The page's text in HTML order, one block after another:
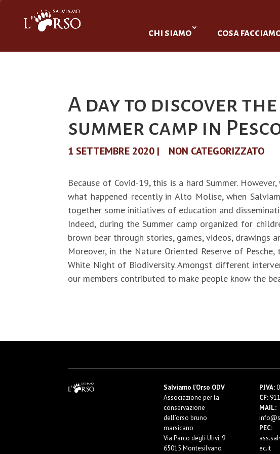
chi siamo cosa
A day to discover
summer camp in
1 SETTEMBRE 2020 | NON CATEGORIZZATO
Because of Covid-19, this is a hard Summer.
what happened recently in Alto Molise, when
together some initiatives of education and
Indeed, during the Summer camp organized for
brown bear through stories, games, videos, drawings
Moreover, in the Nature Oriented Reserve of
White Night of Biodiversity. Amongst different
our members contributed to make people know the
Salviamo l’Orso ODV
Associazione per la
conservazione
dell’orso bruno
marsicano
Via Parco degli Ulivi, 9
65015 Montesilvano
P.IVA:
CF:
MAIL:
PEC:
ec.it